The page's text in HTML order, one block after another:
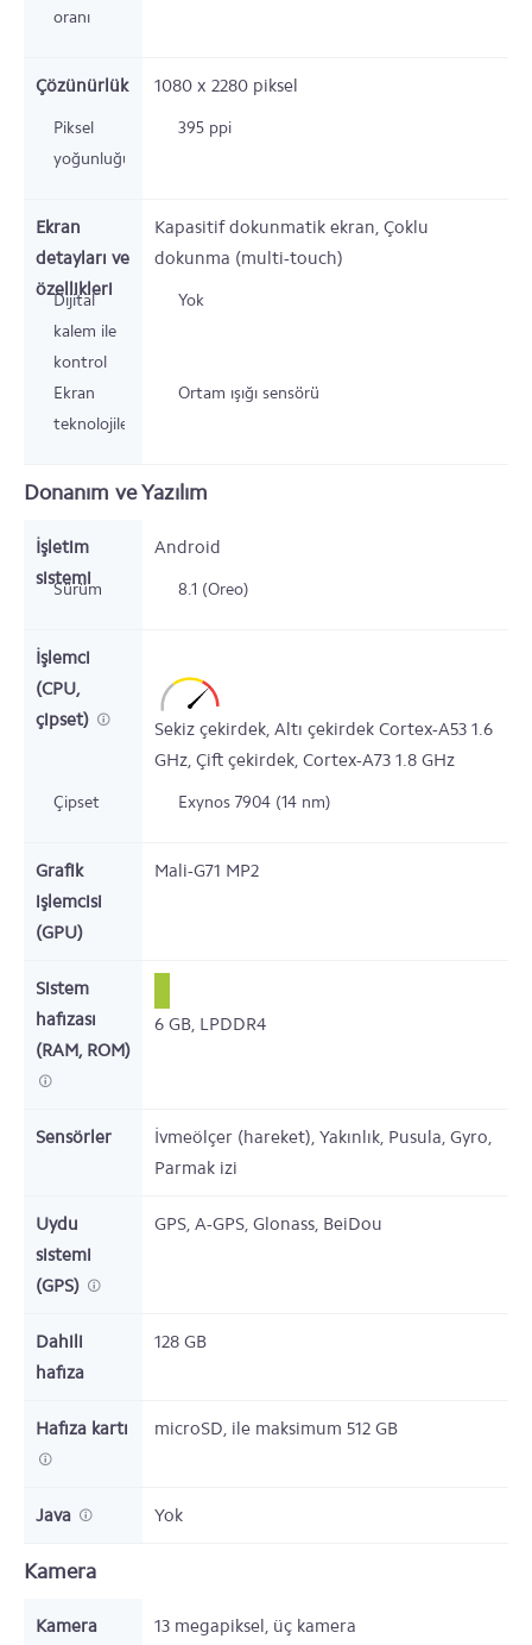
oranı
Çözünürlük 1080 x 2280 piksel
Piksel
yoğunluğu
395 ppi
Ekran
detayları ve
özellikleri
Kapasitif dokunmatik ekran, Çoklu
dokunma (multi-touch)
Dijital
kalem ile
kontrol
Yok
Ekran
teknolojileri
Ortam ışığı sensörü
Donanım ve Yazılım
İşletim
sistemi
Android
Sürüm 8.1 (Oreo)
İşlemci
(CPU,
çipset)
Sekiz çekirdek, Altı çekirdek Cortex-A53 1.6
GHz, Çift çekirdek, Cortex-A73 1.8 GHz
Çipset Exynos 7904 (14 nm)
Grafik
işlemcisi
(GPU)
Mali-G71 MP2
Sistem
hafızası
(RAM, ROM)
6 GB, LPDDR4
Sensörler
İvmeölçer (hareket), Yakınlık, Pusula, Gyro,
Parmak izi
Uydu
sistemi
(GPS)
GPS, A-GPS, Glonass, BeiDou
Dahili
hafıza
128 GB
Hafıza kartı microSD, ile maksimum 512 GB
Java Yok
Kamera
Kamera 13 megapiksel, üç kamera